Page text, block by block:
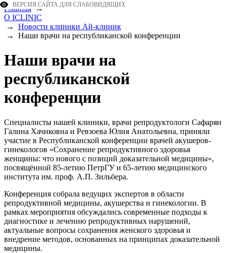
ВЕРСИЯ САЙТА ДЛЯ СЛАБОВИДЯЩИХ
Главная→
О ICLINIC
→ Новости клиники Ай-клиник
→ Наши врачи на республиканской конференции
Наши врачи на
республиканской
конференции
Специалисты нашей клиники, врачи репродуктологи Сафарян
Галина Хачиковна и Ревзоева Юлия Анатольевна, приняли
участие в Республиканской конференции врачей акушеров-
гинекологов «Сохранение репродуктивного здоровья
женщины: что нового с позиций доказательной медицины»,
посвящённой 85-летию ПетрГУ и 65-летию медицинского
института им. проф. А.П. Зильбера.
Конференция собрала ведущих экспертов в области
репродуктивной медицины, акушерства и гинекологии. В
рамках мероприятия обсуждались современные подходы к
диагностике и лечению репродуктивных нарушений,
актуальные вопросы сохранения женского здоровья и
внедрение методов, основанных на принципах доказательной
медицины.